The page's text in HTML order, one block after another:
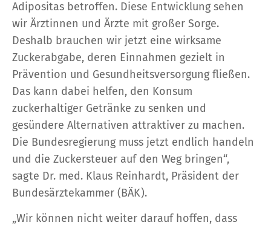
Adipositas betroffen. Diese Entwicklung sehen
wir Ärztinnen und Ärzte mit großer Sorge.
Deshalb brauchen wir jetzt eine wirksame
Zuckerabgabe, deren Einnahmen gezielt in
Prävention und Gesundheitsversorgung fließen.
Das kann dabei helfen, den Konsum
zuckerhaltiger Getränke zu senken und
gesündere Alternativen attraktiver zu machen.
Die Bundesregierung muss jetzt endlich handeln
und die Zuckersteuer auf den Weg bringen“,
sagte Dr. med. Klaus Reinhardt, Präsident der
Bundesärztekammer (BÄK).
„Wir können nicht weiter darauf hoffen, dass